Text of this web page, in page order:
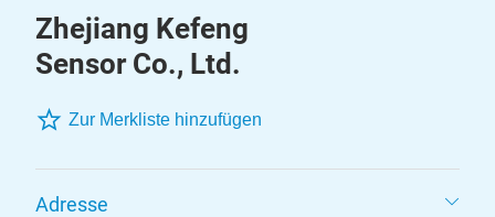
Zhejiang Kefeng
Sensor Co., Ltd.
Zur Merkliste hinzufügen
Adresse